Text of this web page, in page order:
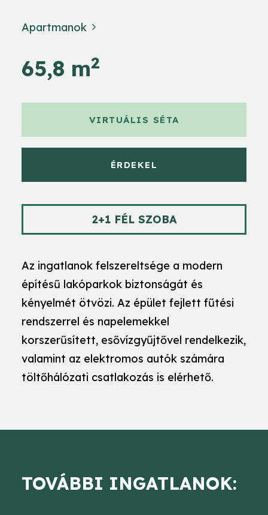
Apartmanok
65,8 m2
VIRTUÁLIS SÉTA
ÉRDEKEL
2+1 FÉL SZOBA
Az ingatlanok felszereltsége a modern
építésű lakóparkok biztonságát és
kényelmét ötvözi. Az épület fejlett fűtési
rendszerrel és napelemekkel
korszerűsített, esővízgyűjtővel rendelkezik,
valamint az elektromos autók számára
töltőhálózati csatlakozás is elérhető.
TOVÁBBI INGATLANOK: